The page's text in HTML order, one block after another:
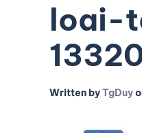
loai-
Written byTgDuy